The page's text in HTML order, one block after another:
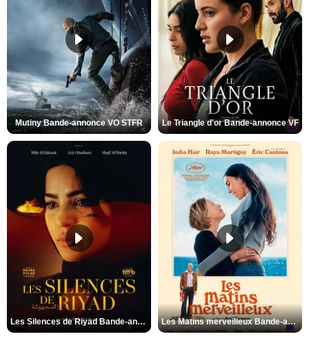
Mutiny Bande-annonce VO STFR Le Triangle d'or Bande-annonce VF
Les Silences de Riyad Bande-annonce VO STFR Les Matins merveilleux Bande-annonce VF